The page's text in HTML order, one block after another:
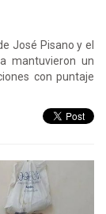
José Pisano y el
mantuvieron un
con puntaje